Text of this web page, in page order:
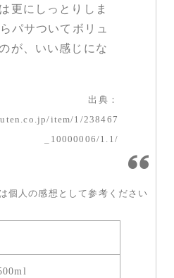
更にしっとりしま
パサついてボリュ
が、いい感じにな
出典：
item/1/238467
_10000006/1.1/
個人の感想として参考ください